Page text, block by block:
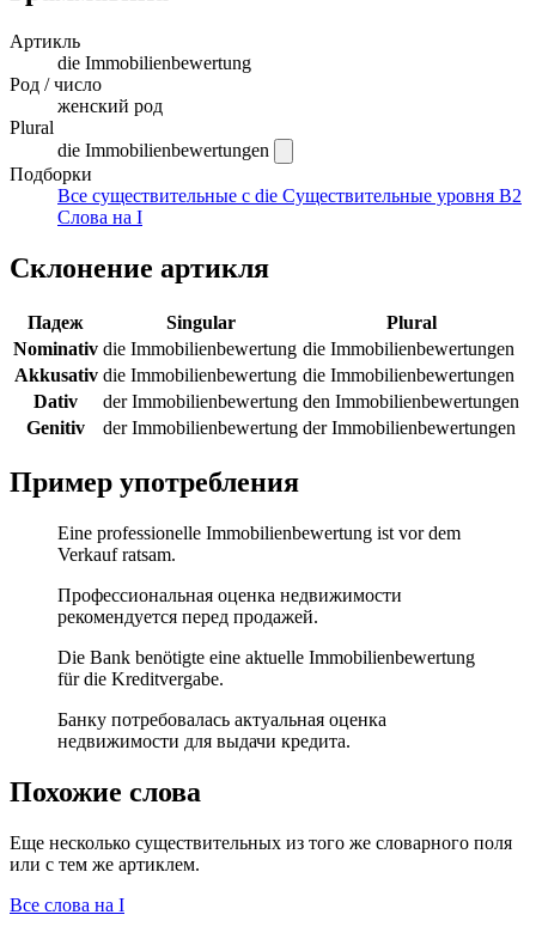
Артикль
die Immobilienbewertung
Род / число
женский род
Plural
die Immobilienbewertungen
Подборки
Все существительные с die Существительные уровня B2
Слова на I
Склонение артикля
Падеж Singular
Plural
Nominativ die Immobilienbewertung die Immobilienbewertungen
Akkusativ die Immobilienbewertung die Immobilienbewertungen
Dativ
der Immobilienbewertung den Immobilienbewertungen
Genitiv
der Immobilienbewertung der Immobilienbewertungen
Пример употребления
Eine professionelle Immobilienbewertung ist vor dem
Verkauf ratsam.
Профессиональная оценка недвижимости
рекомендуется перед продажей.
Die Bank benötigte eine aktuelle Immobilienbewertung
für die Kreditvergabe.
Банку потребовалась актуальная оценка
недвижимости для выдачи кредита.
Похожие слова
Еще несколько существительных из того же словарного поля
или с тем же артиклем.
Все слова на I